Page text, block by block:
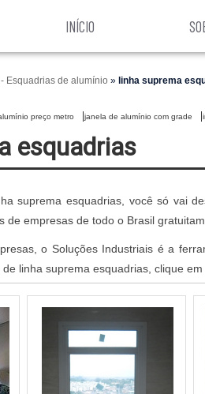
INÍCIO
Esquadrias de alumínio » linha suprema
preço metro janela de alumínio com grade
esquadrias
suprema esquadrias, você só vai
de empresas de todo o Brasil
o Soluções Industriais é a
linha suprema esquadrias, clique